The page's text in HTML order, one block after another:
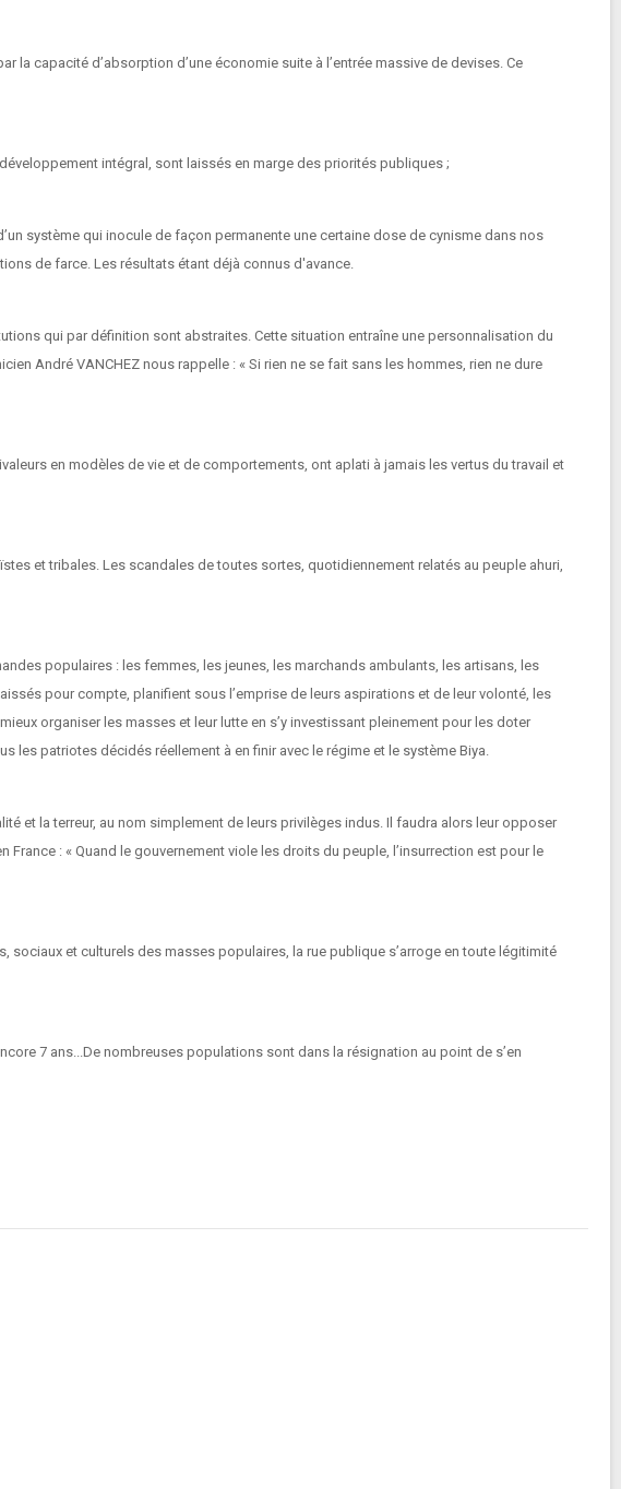
capacité d’absorption d’une économie suite à l’entrée massive de devises. Ce
intégral, sont laissés en marge des priorités publiques ;
système qui inocule de façon permanente une certaine dose de cynisme dans nos
de farce. Les résultats étant déjà connus d'avance.
qui par définition sont abstraites. Cette situation entraîne une personnalisation du
André VANCHEZ nous rappelle : « Si rien ne se fait sans les hommes, rien ne dure
en modèles de vie et de comportements, ont aplati à jamais les vertus du travail et
et tribales. Les scandales de toutes sortes, quotidiennement relatés au peuple ahuri,
populaires : les femmes, les jeunes, les marchands ambulants, les artisans, les
pour compte, planifient sous l’emprise de leurs aspirations et de leur volonté, les
organiser les masses et leur lutte en s’y investissant pleinement pour les doter
les patriotes décidés réellement à en finir avec le régime et le système Biya.
et la terreur, au nom simplement de leurs privilèges indus. Il faudra alors leur opposer
: « Quand le gouvernement viole les droits du peuple, l’insurrection est pour le
et culturels des masses populaires, la rue publique s’arroge en toute légitimité
7 ans...De nombreuses populations sont dans la résignation au point de s’en